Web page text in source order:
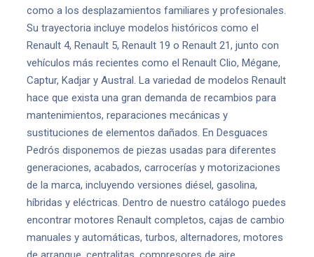
como a los desplazamientos familiares y profesionales.
Su trayectoria incluye modelos históricos como el
Renault 4, Renault 5, Renault 19 o Renault 21, junto con
vehículos más recientes como el Renault Clio, Mégane,
Captur, Kadjar y Austral. La variedad de modelos Renault
hace que exista una gran demanda de recambios para
mantenimientos, reparaciones mecánicas y
sustituciones de elementos dañados. En Desguaces
Pedrós disponemos de piezas usadas para diferentes
generaciones, acabados, carrocerías y motorizaciones
de la marca, incluyendo versiones diésel, gasolina,
híbridas y eléctricas. Dentro de nuestro catálogo puedes
encontrar motores Renault completos, cajas de cambio
manuales y automáticas, turbos, alternadores, motores